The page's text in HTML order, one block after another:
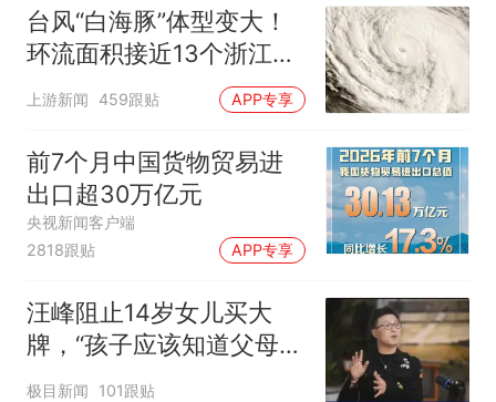
台风“白海豚”体型变大！
环流面积接近13个浙江那
么大
上游新闻 459跟贴 APP专享
前7个月中国货物贸易进
出口超30万亿元
央视新闻客户端
2818跟贴
APP专享
汪峰阻止14岁女儿买大
牌，“孩子应该知道父母的
不易”，称自己买衣服80%
极目新闻 101跟贴